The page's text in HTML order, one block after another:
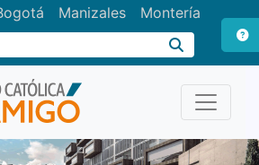
Manizales Montería